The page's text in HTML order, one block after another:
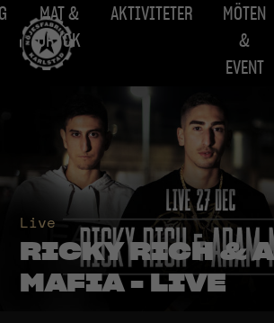
MAT &
DRYCK
AKTIVITETER
MÖTEN
&
EVENT
Live
RICKY RICH &
MAFIA - LIVE